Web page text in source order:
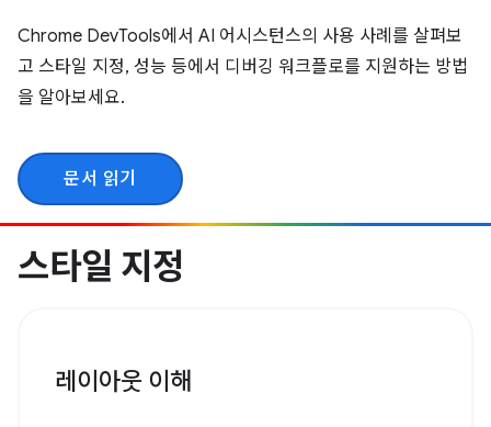
Chrome DevTools에서 AI 어시스턴스의 사용 사례를 살펴보
고 스타일 지정, 성능 등에서 디버깅 워크플로를 지원하는 방법
을 알아보세요.
문서 읽기
스타일 지정
레이아웃 이해